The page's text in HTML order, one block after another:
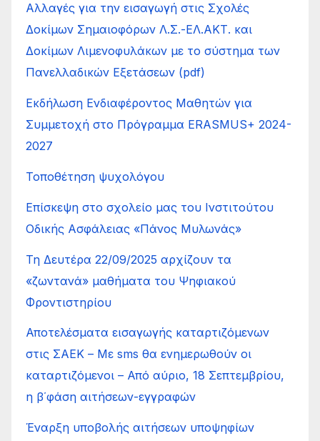
Αλλαγές για την εισαγωγή στις Σχολές
Δοκίμων Σημαιοφόρων Λ.Σ.-ΕΛ.ΑΚΤ. και
Δοκίμων Λιμενοφυλάκων με το σύστημα των
Πανελλαδικών Εξετάσεων (pdf)
Εκδήλωση Ενδιαφέροντος Μαθητών για
Συμμετοχή στο Πρόγραμμα ERASMUS+ 2024-
2027
Τοποθέτηση ψυχολόγου
Επίσκεψη στο σχολείο μας του Ινστιτούτου
Οδικής Ασφάλειας «Πάνος Μυλωνάς»
Τη Δευτέρα 22/09/2025 αρχίζουν τα
«ζωντανά» μαθήματα του Ψηφιακού
Φροντιστηρίου
Αποτελέσματα εισαγωγής καταρτιζόμενων
στις ΣΑΕΚ – Με sms θα ενημερωθούν οι
καταρτιζόμενοι – Από αύριο, 18 Σεπτεμβρίου,
η β΄φάση αιτήσεων-εγγραφών
Έναρξη υποβολής αιτήσεων υποψηφίων